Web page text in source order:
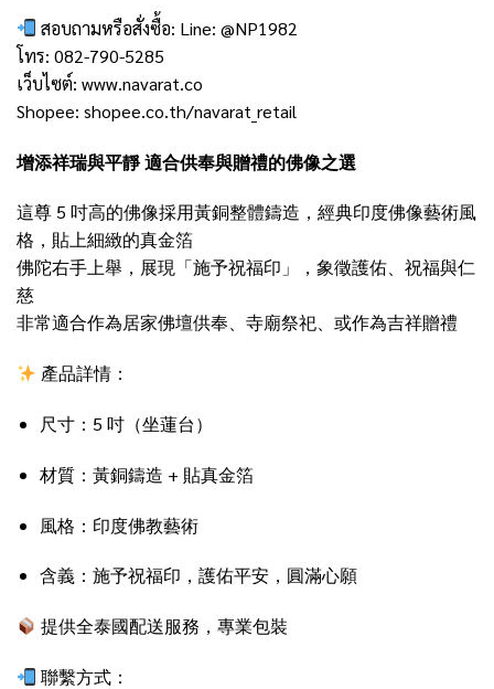
สอบถามหรือสั่งซื้อ: Line:@NP1982
โทร: 082-790-5285
เว็บไซต์: www.navarat.co
Shopee: shopee.co.th/navarat_retail
增添祥瑞與平靜 適合供奉與贈禮的佛像之選
這尊 5 吋高的佛像採用黃銅整體鑄造，經典印度佛像藝術風
格，貼上細緻的真金箔
佛陀右手上舉，展現「施予祝福印」，象徵護佑、祝福與仁
慈
非常適合作為居家佛壇供奉、寺廟祭祀、或作為吉祥贈禮
產品詳情：
尺寸：5 吋（坐蓮台）
材質：黃銅鑄造 + 貼真金箔
風格：印度佛教藝術
含義：施予祝福印，護佑平安，圓滿心願
提供全泰國配送服務，專業包裝
聯繫方式：